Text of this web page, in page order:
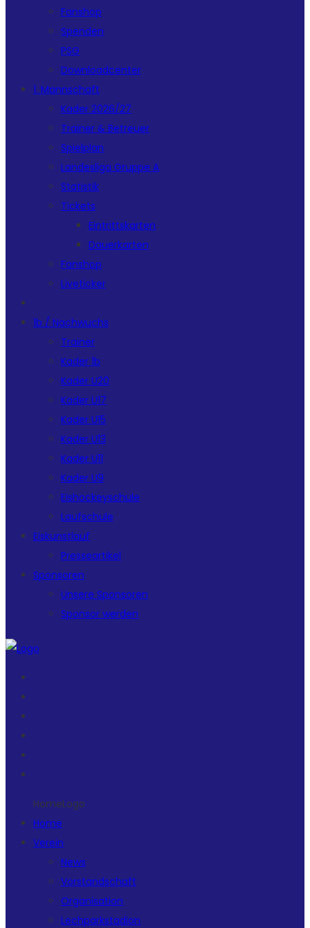
Fanshop
Spenden
PSG
Downloadcenter
1. Mannschaft
Kader 2026/27
Trainer & Betreuer
Spielplan
Landesliga Gruppe A
Statistik
Tickets
Eintrittskarten
Dauerkarten
Fanshop
Liveticker
1b / Nachwuchs
Trainer
Kader 1b
Kader U20
Kader U17
Kader U15
Kader U13
Kader U11
Kader U9
Eishockeyschule
Laufschule
Eiskunstlauf
Presseartikel
Sponsoren
Unsere Sponsoren
Sponsor werden
HomeLogo
Home
Verein
News
Vorstandschaft
Organisation
Lechparkstadion